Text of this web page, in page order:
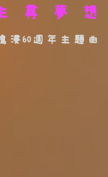
尋 夢 想
浸60週年主題曲